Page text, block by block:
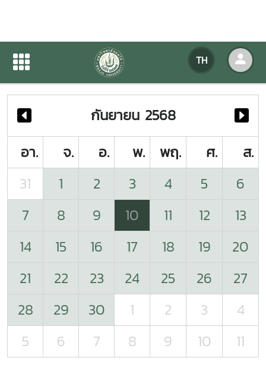
TH
ปฏิทินกิจกรรมของหน่วยงาน
ปฏิทินกิจกรรมของหน่วยงาน
กันยายน 2568
อา.
จ. อ. พ. พฤ. ศ.
ส.
31
1 2 3 4 5
6
7
8 9 10 11 12
13
14
15 16 17 18 19
20
21
22 23 24 25 26
27
28
29 30 1 2 3
4
5
6 7 8 9 10 11